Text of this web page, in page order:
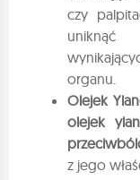
czy
uniknąć
organu.
Olejek
olejek
z jego